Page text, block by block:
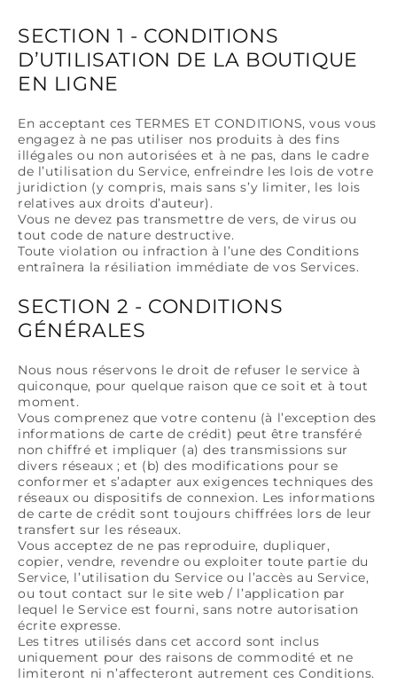
SECTION 1 - CONDITIONS
D’UTILISATION DE LA BOUTIQUE
EN LIGNE
En acceptant ces TERMES ET CONDITIONS, vous vous
engagez à ne pas utiliser nos produits à des fins
illégales ou non autorisées et à ne pas, dans le cadre
de l’utilisation du Service, enfreindre les lois de votre
juridiction (y compris, mais sans s’y limiter, les lois
relatives aux droits d’auteur).
Vous ne devez pas transmettre de vers, de virus ou
tout code de nature destructive.
Toute violation ou infraction à l’une des Conditions
entraînera la résiliation immédiate de vos Services.
SECTION 2 - CONDITIONS
GÉNÉRALES
Nous nous réservons le droit de refuser le service à
quiconque, pour quelque raison que ce soit et à tout
moment.
Vous comprenez que votre contenu (à l’exception des
informations de carte de crédit) peut être transféré
non chiffré et impliquer (a) des transmissions sur
divers réseaux ; et (b) des modifications pour se
conformer et s’adapter aux exigences techniques des
réseaux ou dispositifs de connexion. Les informations
de carte de crédit sont toujours chiffrées lors de leur
transfert sur les réseaux.
Vous acceptez de ne pas reproduire, dupliquer,
copier, vendre, revendre ou exploiter toute partie du
Service, l’utilisation du Service ou l’accès au Service,
ou tout contact sur le site web / l’application par
lequel le Service est fourni, sans notre autorisation
écrite expresse.
Les titres utilisés dans cet accord sont inclus
uniquement pour des raisons de commodité et ne
limiteront ni n’affecteront autrement ces Conditions.